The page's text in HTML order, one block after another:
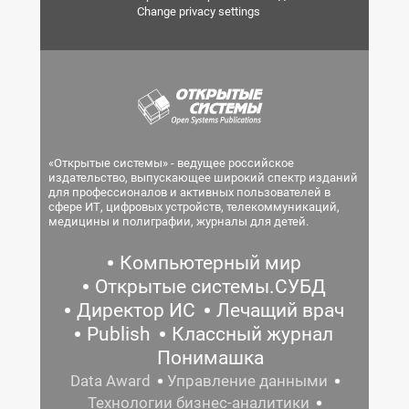
Change privacy settings
«Открытые системы» - ведущее российское
издательство, выпускающее широкий спектр изданий
для профессионалов и активных пользователей в
сфере ИТ, цифровых устройств, телекоммуникаций,
медицины и полиграфии, журналы для детей.
Компьютерный мир
Открытые системы.СУБД
Директор ИС
Лечащий врач
Publish
Классный журнал
Понимашка
Data Award
Управление данными
Технологии бизнес-аналитики